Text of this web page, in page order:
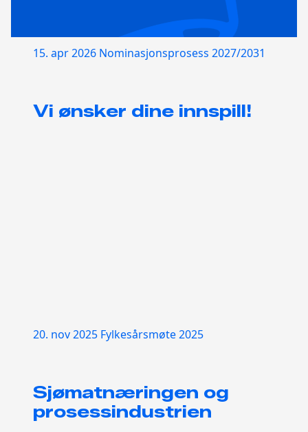
15. apr 2026 Nominasjonsprosess 2027/2031
Vi ønsker dine innspill!
20. nov 2025 Fylkesårsmøte 2025
Sjømatnæringen og
prosessindustrien